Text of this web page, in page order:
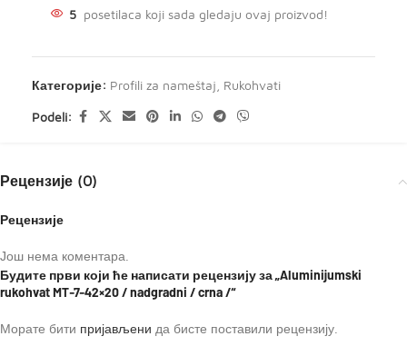
5 posetilaca koji sada gledaju ovaj proizvod!
Категорије: Profili za nameštaj Rukohvati
Podeli:
Рецензије (0)
Рецензије
Још нема коментара.
Будите први који ће написати рецензију за „Aluminijumski
rukohvat MT-7-42×20 / nadgradni / crna /“
Морате бити пријављени да бисте поставили рецензију.